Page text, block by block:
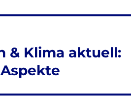
& Klima aktuell: